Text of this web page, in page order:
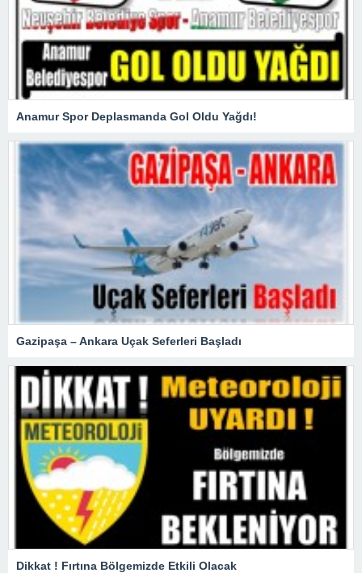
Anamur Spor Deplasmanda Gol Oldu Yağdı!
Gazipaşa – Ankara Uçak Seferleri Başladı
Dikkat ! Fırtına Bölgemizde Etkili Olacak